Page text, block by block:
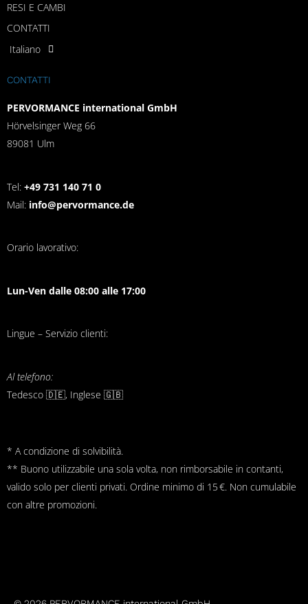
RESI E CAMBI
CONTATTI
Italiano
CONTATTI
PERVORMANCE international GmbH
Hörvelsinger Weg 66
89081 Ulm
Tel: +49 731 140 71 0
Mail: info@pervormance.de
Orario lavorativo:
Lun-Ven dalle 08:00 alle 17:00
Lingue – Servizio clienti:
Al telefono:
Tedesco 🇩🇪, Inglese 🇬🇧
* A condizione di solvibilità.
** Buono utilizzabile una sola volta, non rimborsabile in contanti,
valido solo per clienti privati. Ordine minimo di 15 €. Non cumulabile
con altre promozioni.